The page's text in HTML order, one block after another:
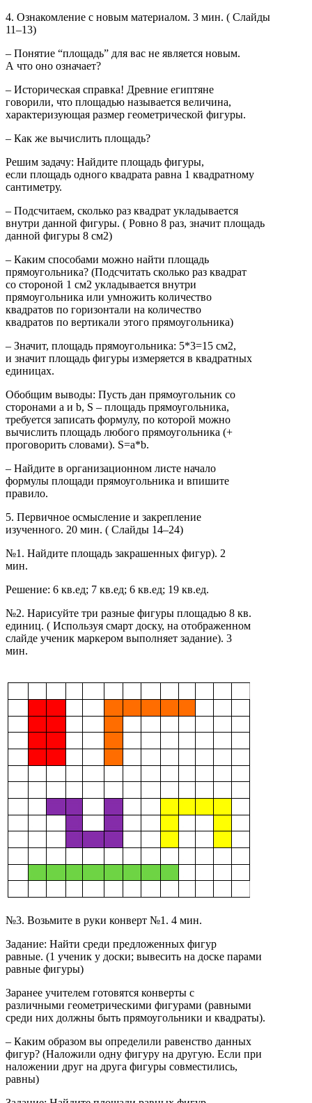
4. Ознакомление с новым материалом. 3 мин. ( Слайды
11–13)
– Понятие “площадь” для вас не является новым.
А что оно означает?
– Историческая справка! Древние египтяне
говорили, что площадью называется величина,
характеризующая размер геометрической фигуры.
– Как же вычислить площадь?
Решим задачу: Найдите площадь фигуры,
если площадь одного квадрата равна 1 квадратному
сантиметру.
– Подсчитаем, сколько раз квадрат укладывается
внутри данной фигуры. ( Ровно 8 раз, значит площадь
данной фигуры 8 см2)
– Каким способами можно найти площадь
прямоугольника? (Подсчитать сколько раз квадрат
со стороной 1 см2 укладывается внутри
прямоугольника или умножить количество
квадратов по горизонтали на количество
квадратов по вертикали этого прямоугольника)
– Значит, площадь прямоугольника: 5*3=15 см2,
и значит площадь фигуры измеряется в квадратных
единицах.
Обобщим выводы: Пусть дан прямоугольник со
сторонами а и b, S – площадь прямоугольника,
требуется записать формулу, по которой можно
вычислить площадь любого прямоугольника (+
проговорить словами). S=a*b.
– Найдите в организационном листе начало
формулы площади прямоугольника и впишите
правило.
5. Первичное осмысление и закрепление
изученного. 20 мин. ( Слайды 14–24)
№1. Найдите площадь закрашенных фигур). 2
мин.
Решение: 6 кв.ед; 7 кв.ед; 6 кв.ед; 19 кв.ед.
№2. Нарисуйте три разные фигуры площадью 8 кв.
единиц. ( Используя смарт доску, на отображенном
слайде ученик маркером выполняет задание). 3
мин.
№3. Возьмите в руки конверт №1. 4 мин.
Задание: Найти среди предложенных фигур
равные. (1 ученик у доски; вывесить на доске парами
равные фигуры)
Заранее учителем готовятся конверты с
различными геометрическими фигурами (равными
среди них должны быть прямоугольники и квадраты).
– Каким образом вы определили равенство данных
фигур? (Наложили одну фигуру на другую. Если при
наложении друг на друга фигуры совместились,
равны)